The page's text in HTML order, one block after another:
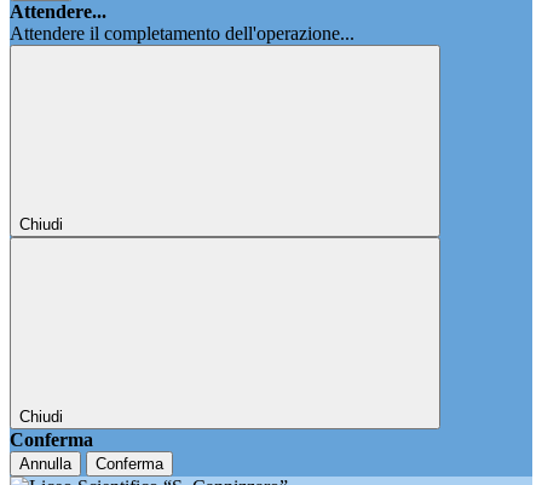
Attendere...
Attendere il completamento dell'operazione...
Chiudi
Chiudi
Conferma
Annulla Conferma